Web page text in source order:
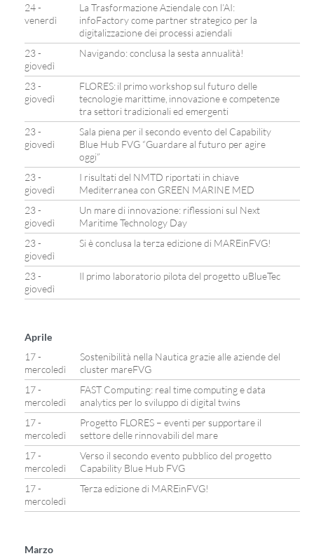
24 -
venerdì
La Trasformazione Aziendale con l’AI:
infoFactory come partner strategico per la
digitalizzazione dei processi aziendali
23 -
giovedì
Navigando: conclusa la sesta annualità!
23 -
giovedì
FLORES: il primo workshop sul futuro delle
tecnologie marittime, innovazione e competenze
tra settori tradizionali ed emergenti
23 -
giovedì
Sala piena per il secondo evento del Capability
Blue Hub FVG “Guardare al futuro per agire
oggi”
23 -
giovedì
I risultati del NMTD riportati in chiave
Mediterranea con GREEN MARINE MED
23 -
giovedì
Un mare di innovazione: riflessioni sul Next
Maritime Technology Day
23 -
giovedì
Si è conclusa la terza edizione di MAREinFVG!
23 -
giovedì
Il primo laboratorio pilota del progetto uBlueTec
Aprile
17 -
mercoledì
Sostenibilità nella Nautica grazie alle aziende del
cluster mareFVG
17 -
mercoledì
FAST Computing: real time computing e data
analytics per lo sviluppo di digital twins
17 -
mercoledì
Progetto FLORES – eventi per supportare il
settore delle rinnovabili del mare
17 -
mercoledì
Verso il secondo evento pubblico del progetto
Capability Blue Hub FVG
17 -
mercoledì
Terza edizione di MAREinFVG!
Marzo